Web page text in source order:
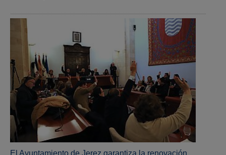
El Ayuntamiento de Jerez garantiza la renovación